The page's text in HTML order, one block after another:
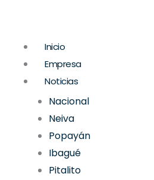
contenidoInicio
Empresa
Noticias
Nacional
Neiva
Popayán
Ibagué
Pitalito